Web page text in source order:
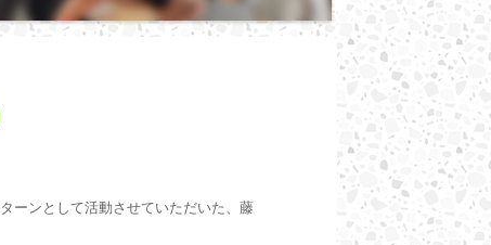
ーンとして活動させていただいた、藤